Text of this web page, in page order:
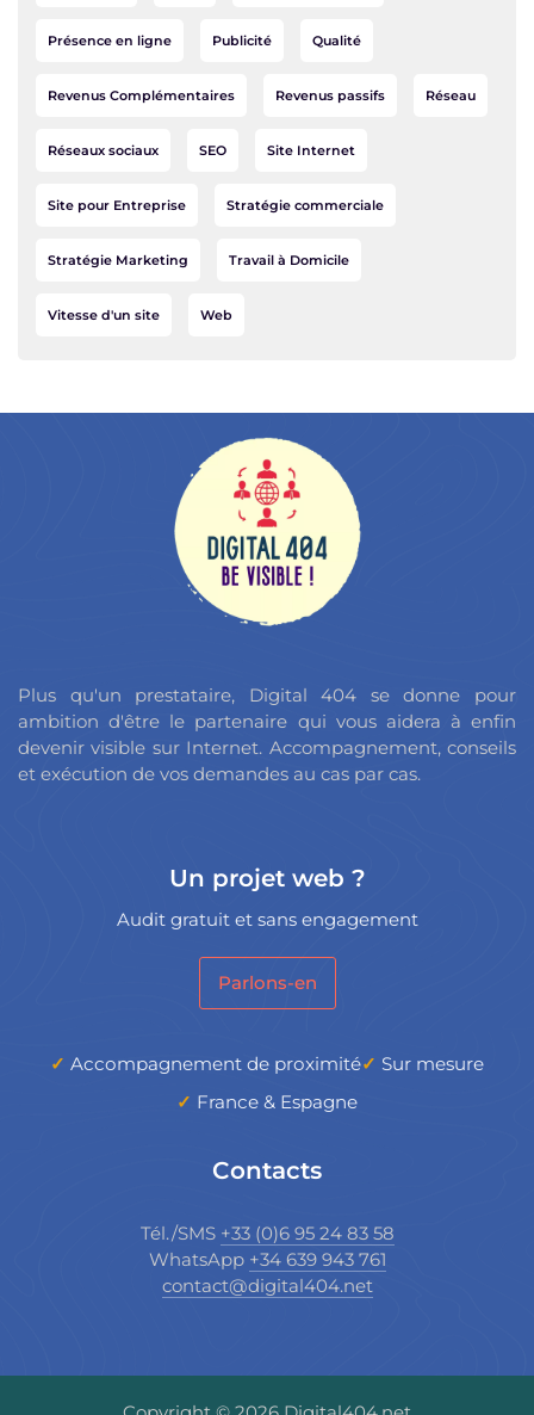
Présence en ligne Publicité Qualité
Revenus Complémentaires Revenus passifs Réseau
Réseaux sociaux SEO Site Internet
Site pour Entreprise Stratégie commerciale
Stratégie Marketing Travail à Domicile
Vitesse d'un site Web
Plus qu'un prestataire, Digital 404 se donne pour
ambition d'être le partenaire qui vous aidera à enfin
devenir visible sur Internet. Accompagnement, conseils
et exécution de vos demandes au cas par cas.
Un projet web ?
Audit gratuit et sans engagement
Parlons-en
Accompagnement de proximité
Sur mesure
France & Espagne
Contacts
Tél./SMS +33 (0)6 95 24 83 58
WhatsApp +34 639 943 761
contact@digital404.net